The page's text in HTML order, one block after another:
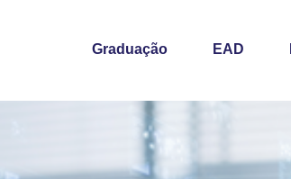
Graduação EAD